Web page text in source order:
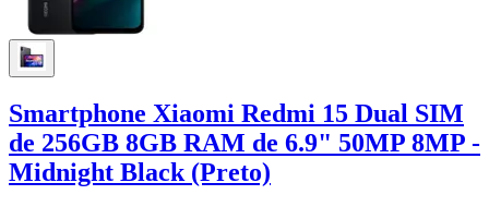
Smartphone Xiaomi Redmi 15 Dual SIM
de 256GB 8GB RAM de 6.9" 50MP 8MP -
Midnight Black (Preto)